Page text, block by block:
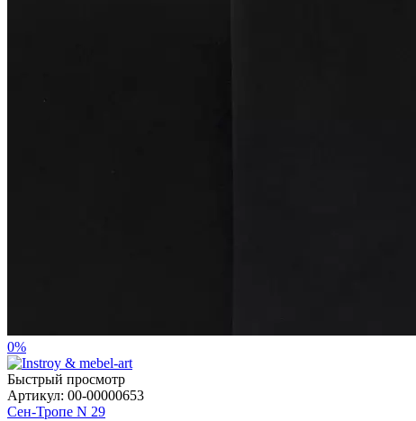
0%
Быстрый просмотр
Артикул: 00-00000653
Сен-Тропе N 29